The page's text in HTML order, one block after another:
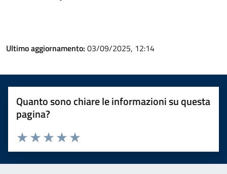
Ultimo aggiornamento: 03/09/2025, 12:14
Quanto sono chiare le informazioni su questa
pagina?
Valuta 5 stelle su 5
Valuta 4 stelle su 5
Valuta 3 stelle su 5
Valuta 2 stelle su 5
Valuta 1 stelle su 5